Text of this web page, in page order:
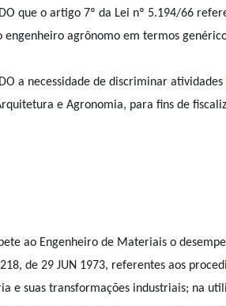
que o artigo 7º da Lei nº 5.194/66
engenheiro agrônomo em termos
a necessidade de discriminar
e Agronomia, para fins de
ao Engenheiro de Materiais o
218, de 29 JUN 1973, referentes aos
e suas transformações industriais; na